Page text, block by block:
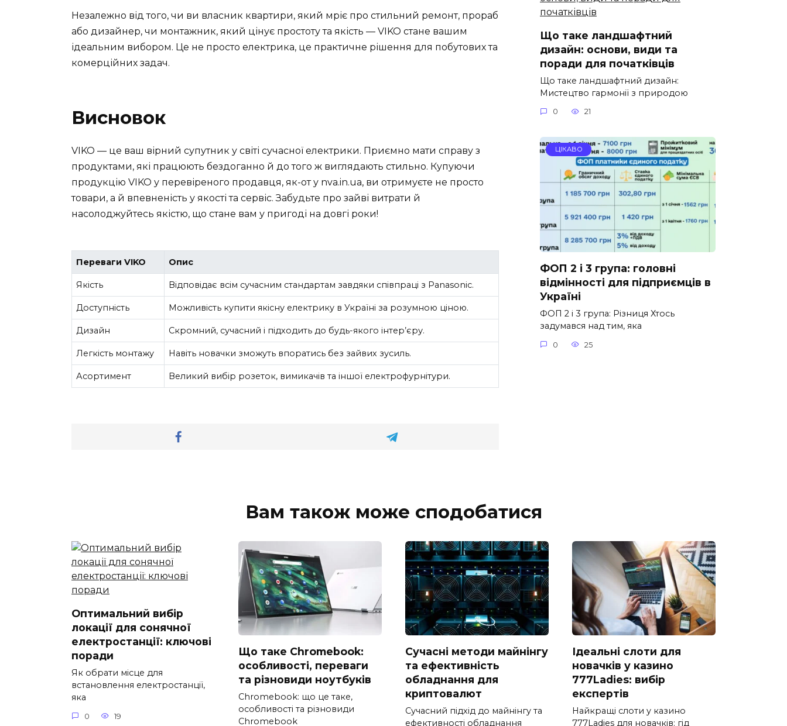
Незалежно від того, чи ви власник квартири, який мріє про стильний ремонт, прораб
або дизайнер, чи монтажник, який цінує простоту та якість — VIKO стане вашим
ідеальним вибором. Це не просто електрика, це практичне рішення для побутових та
комерційних задач.
Висновок
VIKO — це ваш вірний супутник у світі сучасної електрики. Приємно мати справу з
продуктами, які працюють бездоганно й до того ж виглядають стильно. Купуючи
продукцію VIKO у перевіреного продавця, як-от у nva.in.ua, ви отримуєте не просто
товари, а й впевненість у якості та сервіс. Забудьте про зайві витрати й
насолоджуйтесь якістю, що стане вам у пригоді на довгі роки!
Переваги VIKO Опис
Якість Відповідає всім сучасним стандартам завдяки співпраці з Panasonic.
Доступність Можливість купити якісну електрику в Україні за розумною ціною.
Дизайн Скромний, сучасний і підходить до будь-якого інтер’єру.
Легкість монтажу Навіть новачки зможуть впоратись без зайвих зусиль.
Асортимент Великий вибір розеток, вимикачів та іншої електрофурнітури.
Що таке ландшафтний
дизайн: основи, види та
поради для початківців
Що таке ландшафтний дизайн:
Мистецтво гармонії з природою
0 21
ЦІКАВО
ФОП 2 і 3 група: головні
відмінності для підприємців в
Україні
ФОП 2 і 3 група: Різниця Хтось
задумався над тим, яка
0 25
Вам також може сподобатися
Оптимальний вибір
локації для сонячної
електростанції: ключові
поради
Як обрати місце для
встановлення електростанції,
яка
0 19
Що таке Chromebook:
особливості, переваги
та різновиди ноутбуків
Chromebook: що це таке,
особливості та різновиди
Chromebook
Сучасні методи майнінгу
та ефективність
обладнання для
криптовалют
Сучасний підхід до майнінгу та
ефективності обладнання
Ідеальні слоти для
новачків у казино
777Ladies: вибір
експертів
Найкращі слоти у казино
777Ladies для новачків: гід